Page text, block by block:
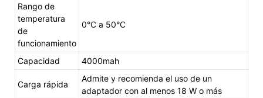
Rango de
temperatura
de
funcionamiento
0°C a 50°C
Capacidad 4000mah
Carga rápida
Admite y recomienda el uso de un
adaptador con al menos 18 W o más